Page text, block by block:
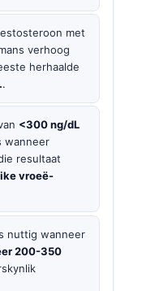
met
verhoog
herhaalde
.
<300 ng/dL
wanneer
resultaat
vroeë-
nuttig wanneer
200-350